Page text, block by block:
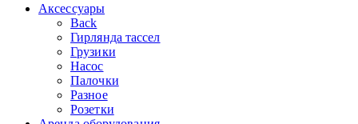
Аксессуары
Back
Гирлянда тассел
Грузики
Насос
Палочки
Разное
Розетки